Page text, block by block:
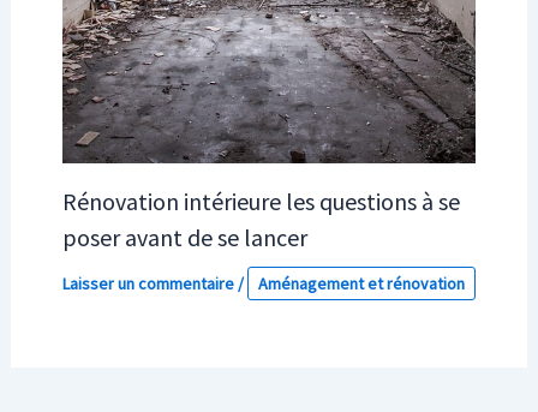
Rénovation intérieure les questions à se
poser avant de se lancer
Laisser un commentaire/ Aménagement et rénovation